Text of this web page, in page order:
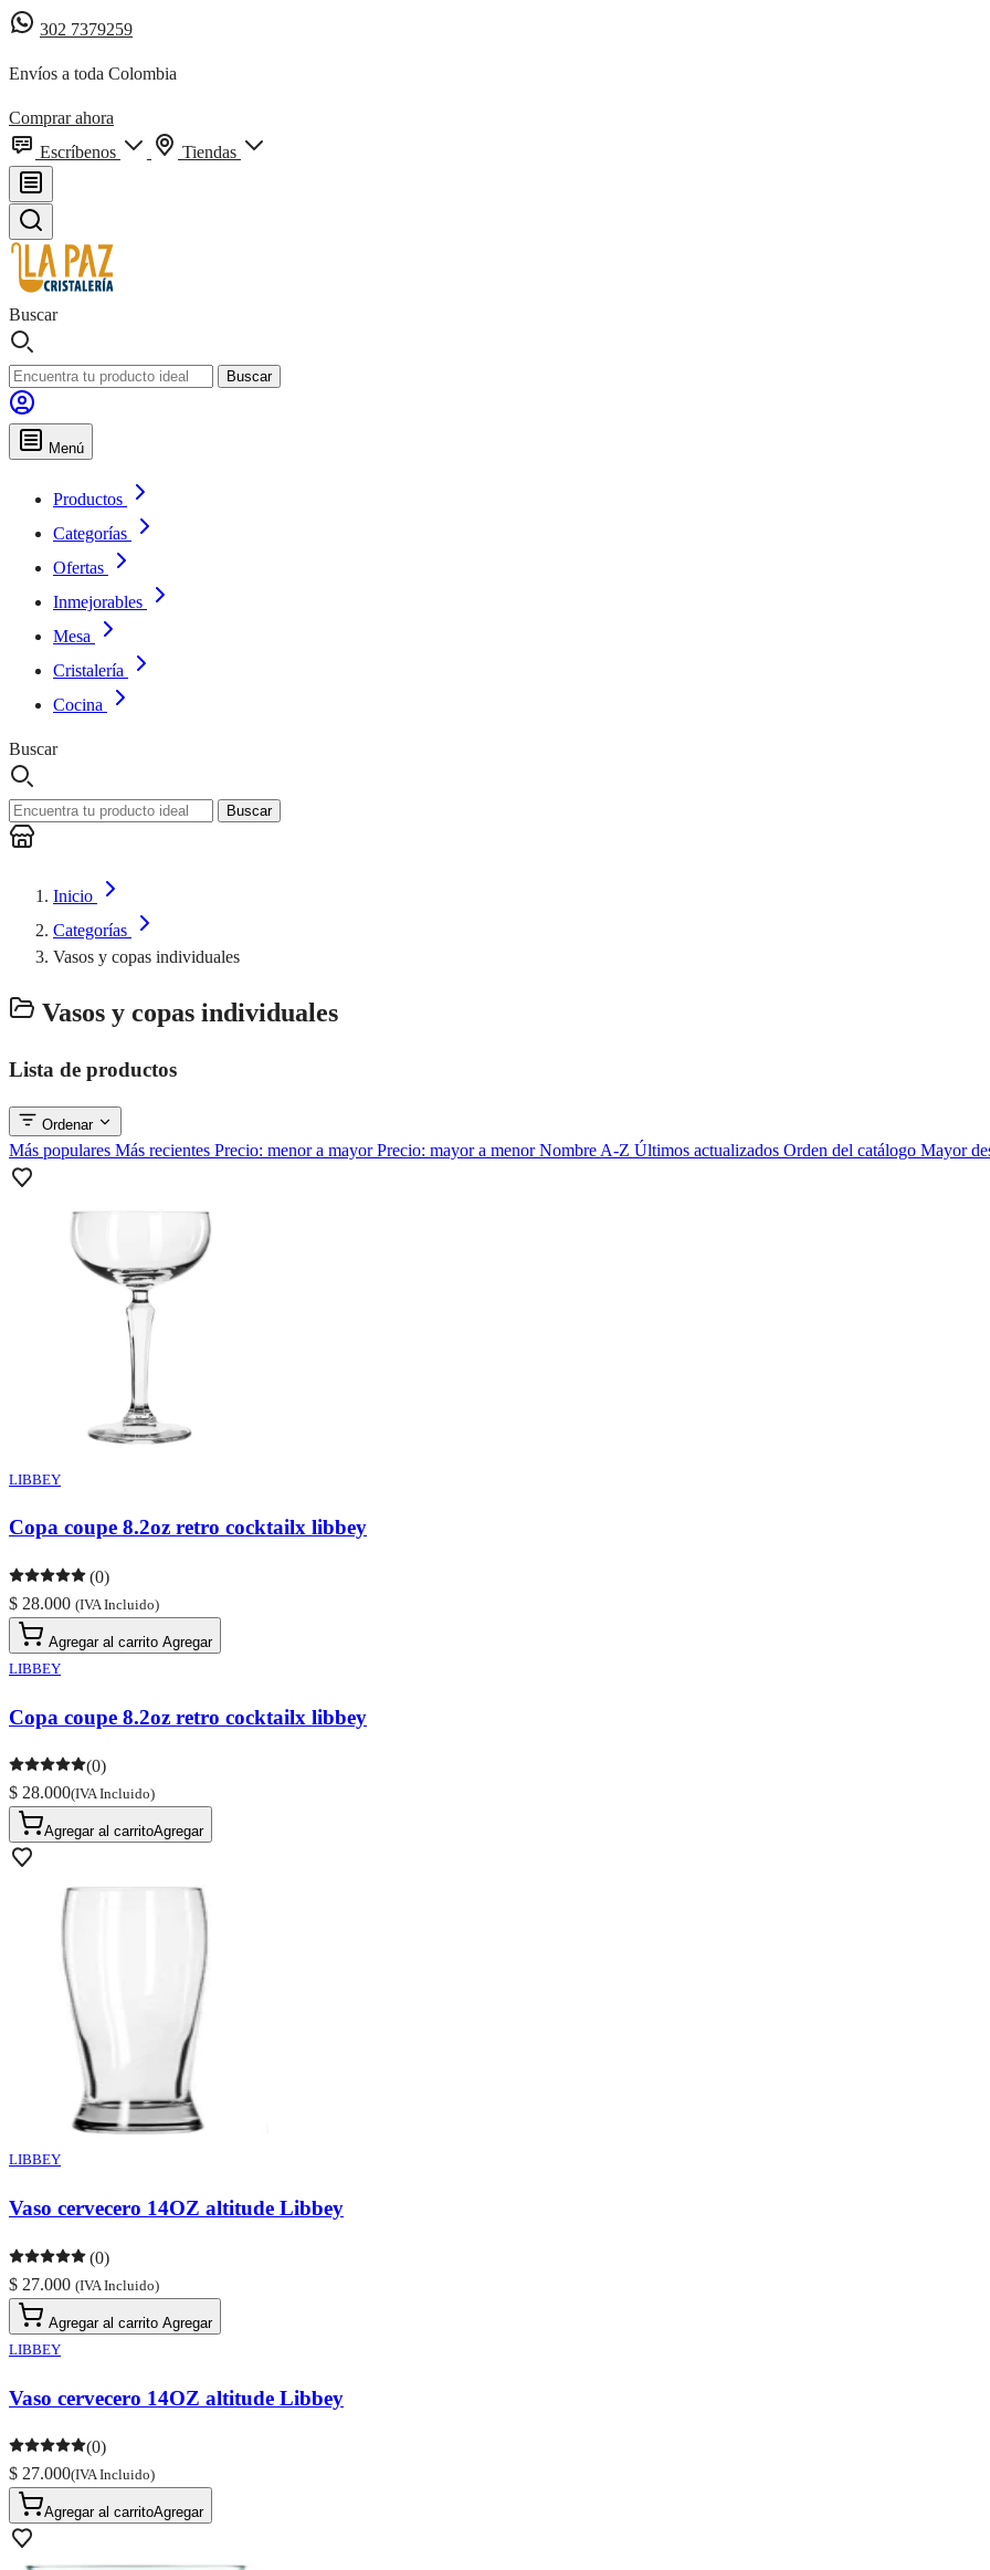
302 7379259
Envíos a toda Colombia
Comprar ahora
Escríbenos
Tiendas
Buscar
Buscar
Menú
Productos
Categorías
Ofertas
Inmejorables
Mesa
Cristalería
Cocina
Buscar
Buscar
Inicio
Categorías
Vasos y copas individuales
Vasos y copas individuales
Lista de productos
Ordenar
Más populares Más recientes Precio: menor a mayorPrecio: mayor a menorNombre A-Z Últimos actualizados Orden del catálogo Mayor
LIBBEY
Copa coupe 8.2oz retro cocktailx libbey
(0)
$ 28.000 (IVA Incluido)
Agregar al carrito Agregar
LIBBEY
Copa coupe 8.2oz retro cocktailx libbey
(0)
$ 28.000(IVA Incluido)
Agregar al carritoAgregar
LIBBEY
Vaso cervecero 14OZ altitude Libbey
(0)
$ 27.000 (IVA Incluido)
Agregar al carrito Agregar
LIBBEY
Vaso cervecero 14OZ altitude Libbey
(0)
$ 27.000(IVA Incluido)
Agregar al carritoAgregar